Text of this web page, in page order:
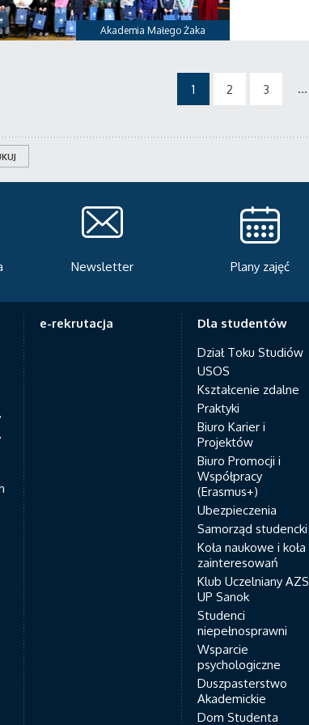
Akademia Małego Żaka
1 2 3 ...
Plany zajęć Serwis rekrutacyjny
e-rekrutacja
Dla studentów
Dział Toku Studiów
USOS
Kształcenie zdalne
Praktyki
Biuro Karier i
Projektów
Biuro Promocji i
Współpracy
(Erasmus+)
Ubezpieczenia
Samorząd studencki
Koła naukowe i koła
zainteresowań
Klub Uczelniany AZS
UP Sanok
Studenci
niepełnosprawni
Wsparcie
psychologiczne
Duszpasterstwo
Akademickie
Dom Studenta